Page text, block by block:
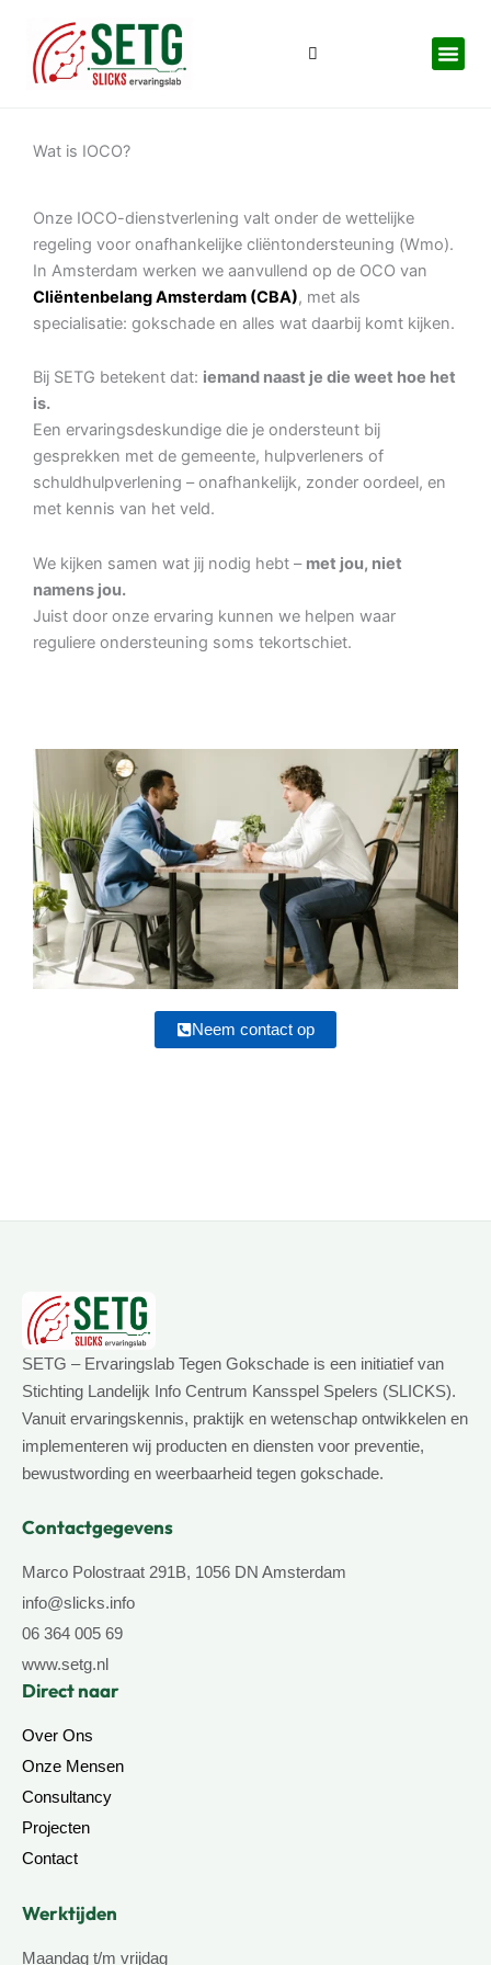
Wat is IOCO?
Onze IOCO-dienstverlening valt onder de wettelijke
regeling voor onafhankelijke cliëntondersteuning (Wmo).
In Amsterdam werken we aanvullend op de OCO van
Cliëntenbelang Amsterdam (CBA), met als
specialisatie: gokschade en alles wat daarbij komt kijken.
Bij SETG betekent dat: iemand naast je die weet hoe het
is.
Een ervaringsdeskundige die je ondersteunt bij
gesprekken met de gemeente, hulpverleners of
schuldhulpverlening – onafhankelijk, zonder oordeel, en
met kennis van het veld.
We kijken samen wat jij nodig hebt – met jou, niet
namens jou.
Juist door onze ervaring kunnen we helpen waar
reguliere ondersteuning soms tekortschiet.
Neem contact op
SETG – Ervaringslab Tegen Gokschade is een initiatief van
Stichting Landelijk Info Centrum Kansspel Spelers (SLICKS).
Vanuit ervaringskennis, praktijk en wetenschap ontwikkelen en
implementeren wij producten en diensten voor preventie,
bewustwording en weerbaarheid tegen gokschade.
Contactgegevens
Marco Polostraat 291B, 1056 DN Amsterdam
info@slicks.info
06 364 005 69
www.setg.nl
Direct naar
Over Ons
Onze Mensen
Consultancy
Projecten
Contact
Werktijden
Maandag t/m vrijdag